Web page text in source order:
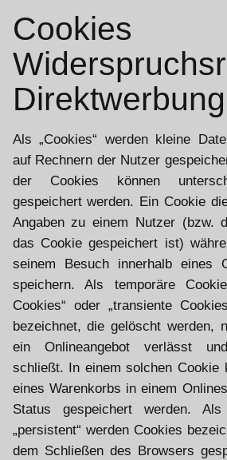
Direktwerbung
Als „Cookies“ werden kleine
auf Rechnern der Nutzer
der Cookies können
gespeichert werden. Ein Cookie
Angaben zu einem Nutzer (bzw.
das Cookie gespeichert ist)
seinem Besuch innerhalb eines
speichern. Als temporäre
Cookies“ oder „transiente
bezeichnet, die gelöscht werden,
ein Onlineangebot verlässt
schließt. In einem solchen Cookie
eines Warenkorbs in einem
Status gespeichert werden. Als
„persistent“ werden Cookies
dem Schließen des Browsers